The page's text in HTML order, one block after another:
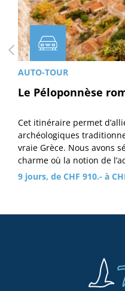
AUTO-TOUR
Le Péloponnèse
Cet itinéraire permet
archéologiques
vraie Grèce. Nous avons
charme où la notion de
9 jours, de CHF 910.- à